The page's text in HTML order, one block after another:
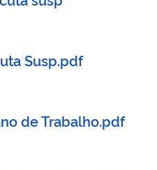
Susp.pdf
de Trabalho.pdf